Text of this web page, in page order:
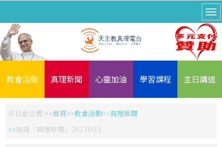
教會活動 真理新聞 心靈加油 學習課程 主日講道
你目前位置: 首頁 教會活動
真理新聞
每周「真理新聞」20231013